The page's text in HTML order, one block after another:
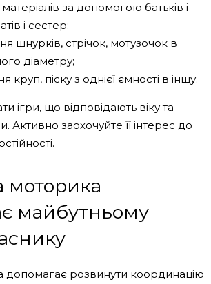
за допомогою батьків і
і сестер;
шнурків, стрічок, мотузочок в
діаметру;
круп, піску з однієї ємності в іншу.
ігри, що відповідають віку та
Активно заохочуйте її інтерес до
моторика
майбутньому
допомагає розвинути координацію